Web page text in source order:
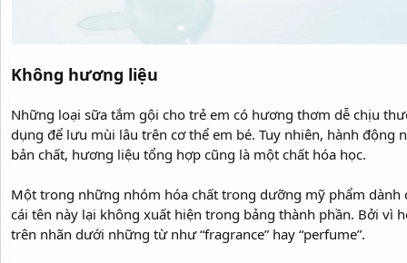
Không hương liệu
Những loại sữa tắm gội cho trẻ em có hương thơm dễ chịu
dụng để lưu mùi lâu trên cơ thể em bé. Tuy nhiên, hành động
bản chất, hương liệu tổng hợp cũng là một chất hóa học.
Một trong những nhóm hóa chất trong dưỡng mỹ phẩm dành
cái tên này lại không xuất hiện trong bảng thành phần. Bởi vì
trên nhãn dưới những từ như “fragrance” hay “perfume”.